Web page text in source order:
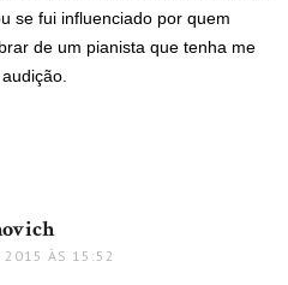
se fui influenciado por quem
de um pianista que tenha me
disse:
2015 ÀS 15:52